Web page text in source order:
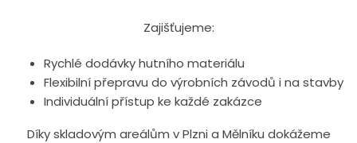
Zajišťujeme:
Rychlé dodávky hutního materiálu
Flexibilní přepravu do výrobních závodů i na stavby
Individuální přístup ke každé zakázce
Díky skladovým areálům v Plzni a Mělníku dokážeme